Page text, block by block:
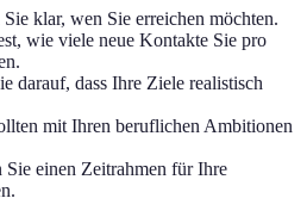
klar, wen Sie erreichen möchten.
wie viele neue Kontakte Sie pro
darauf, dass Ihre Ziele realistisch
mit Ihren beruflichen Ambitionen
Sie einen Zeitrahmen für Ihre